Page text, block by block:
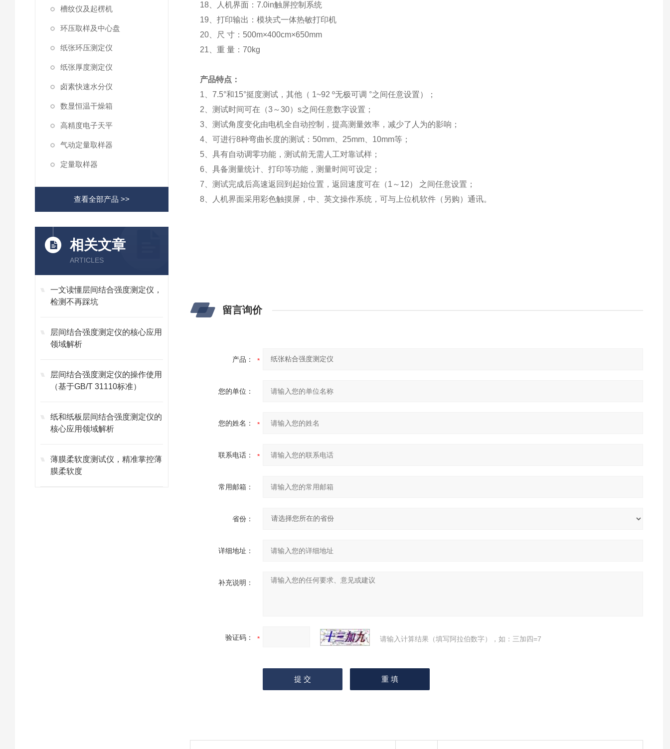
槽纹仪及起楞机
环压取样及中心盘
纸张环压测定仪
纸张厚度测定仪
卤素快速水分仪
数显恒温干燥箱
高精度电子天平
气动定量取样器
定量取样器
查看全部产品 >>
相关文章
ARTICLES
一文读懂层间结合强度测定仪，
检测不再踩坑
层间结合强度测定仪的核心应用
领域解析
层间结合强度测定仪的操作使用
（基于GB/T 31110标准）
纸和纸板层间结合强度测定仪的
核心应用领域解析
薄膜柔软度测试仪，精准掌控薄
膜柔软度
18、人机界面：7.0in触屏控制系统
19、打印输出：模块式一体热敏打印机
20、尺 寸：500m×400cm×650mm
21、重 量：70kg
产品特点：
1、7.5°和15°挺度测试，其他（ 1~92 º无极可调 °之间任意设置）；
2 、测试时间可在（3～30）s之间任意数字设置；
3 、测试角度变化由电机全自动控制，提高测量效率，减少了人为的影响；
4 、可进行8种弯曲长度的测试： 50mm 25mm
10mm等；
5 、具有自动调零功能，测试前无需人工对靠试样；
6 、具备测量统计、打印等功能，测量时间可设定；
7、测试完成后高速返回到起始位置，返回速度可在（1 ～ 12） 之间任意设置；
8
人机界面采用彩色触摸屏，中、英文操作系统，可与上位机软件（另购）通讯。
留言询价
产品：
您的单位：
您的姓名：
联系电话：
常用邮箱：
省份：
详细地址：
补充说明：
验证码： 请输入计算结果（填写阿拉伯数字），如：三加四=7